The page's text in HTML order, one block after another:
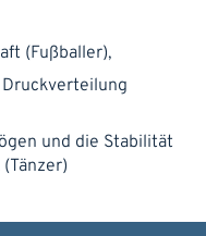
(Fußballer),
und die Stabilität